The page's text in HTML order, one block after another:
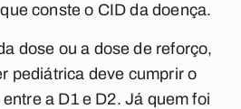
conste o CID da doença.
dose ou a dose de reforço,
pediátrica deve cumprir o
a D1 e D2. Já quem foi